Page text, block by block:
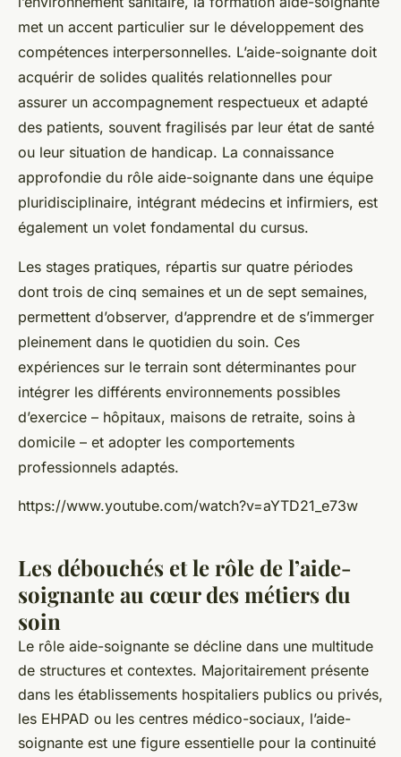
met un accent particulier sur le développement des
compétences interpersonnelles. L’aide-soignante doit
acquérir de solides qualités relationnelles pour
assurer un accompagnement respectueux et adapté
des patients, souvent fragilisés par leur état de santé
ou leur situation de handicap. La connaissance
approfondie du rôle aide-soignante dans une équipe
pluridisciplinaire, intégrant médecins et infirmiers, est
également un volet fondamental du cursus.
Les stages pratiques, répartis sur quatre périodes
dont trois de cinq semaines et un de sept semaines,
permettent d’observer, d’apprendre et de s’immerger
pleinement dans le quotidien du soin. Ces
expériences sur le terrain sont déterminantes pour
intégrer les différents environnements possibles
d’exercice – hôpitaux, maisons de retraite, soins à
domicile – et adopter les comportements
professionnels adaptés.
https://www.youtube.com/watch?v=aYTD21_e73w
Les débouchés et le rôle de l’aide-
soignante au cœur des métiers du
soin
Le rôle aide-soignante se décline dans une multitude
de structures et contextes. Majoritairement présente
dans les établissements hospitaliers publics ou privés,
les EHPAD ou les centres médico-sociaux, l’aide-
soignante est une figure essentielle pour la continuité